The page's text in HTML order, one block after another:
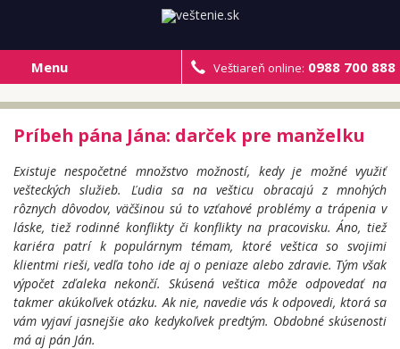
Veštiareň online: 0988 700 888
Menu
Príbeh pána Jána: darček pre manželku
Existuje nespočetné množstvo možností, kedy je možné využiť
vešteckých služieb. Ľudia sa na vešticu obracajú z mnohých
rôznych dôvodov, väčšinou sú to vzťahové problémy a trápenia v
láske, tiež rodinné konflikty či konflikty na pracovisku. Áno, tiež
kariéra patrí k populárnym témam, ktoré veštica so svojimi
klientmi rieši, vedľa toho ide aj o peniaze alebo zdravie. Tým však
výpočet zďaleka nekončí. Skúsená veštica môže odpovedať na
takmer akúkoľvek otázku. Ak nie, navedie vás k odpovedi, ktorá sa
vám vyjaví jasnejšie ako kedykoľvek predtým. Obdobné skúsenosti
má aj pán Ján.